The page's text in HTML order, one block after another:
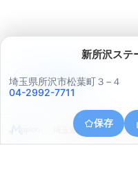
新所沢ステ
埼玉県所沢市松葉町３−４
04-2992-7711
保存
埼玉県所沢市小手指元
アプリで見る